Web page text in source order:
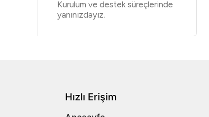
Kurulum ve destek süreçlerinde
yanınızdayız.
Hızlı Erişim